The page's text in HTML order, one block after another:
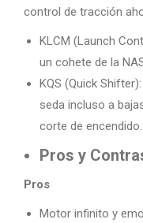
control de tracción
KLCM (Launch
un cohete de la
KQS (Quick
seda incluso a
corte de encendido.
Pros y
Pros
Motor infinito y